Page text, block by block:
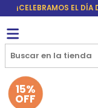
¡CELEBRAMOS EL
15%
OFF